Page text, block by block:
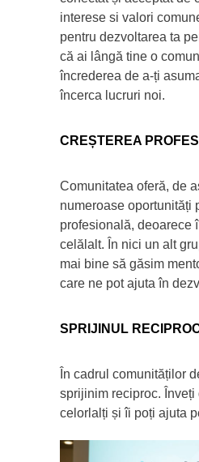
interese si valori
pentru dezvoltarea ta
că ai lângă tine o
încrederea de a-ți
încerca lucruri noi.
CREȘTEREA
Comunitatea oferă, de
numeroase oportunități
profesională, deoarece
celălalt. În nici un alt
mai bine să găsim
care ne pot ajuta în
SPRIJINUL
În cadrul comunităților
sprijinim reciproc.
celorlalți și îi poți ajuta